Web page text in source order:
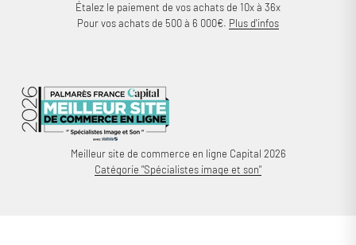
Étalez le paiement de vos achats de 10x à 36x
Pour vos achats de 500 à 6 000€. Plus d'infos
Meilleur site de commerce en ligne Capital 2026
Catégorie "Spécialistes image et son"